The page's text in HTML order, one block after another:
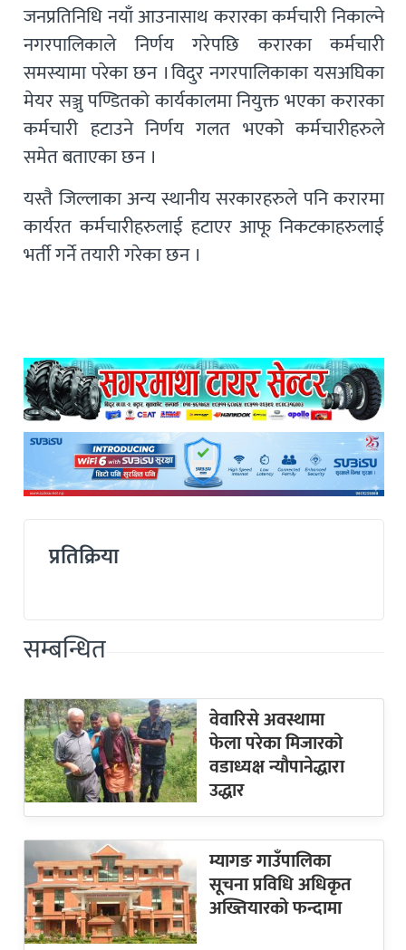
जनप्रतिनिधि नयाँ आउनासाथ करारका कर्मचारी निकाल्ने
नगरपालिकाले निर्णय गरेपछि करारका कर्मचारी
समस्यामा परेका छन । विदुर नगरपालिकाका यसअघिका
मेयर सञ्जु पण्डितको कार्यकालमा नियुक्त भएका करारका
कर्मचारी हटाउने निर्णय गलत भएको कर्मचारीहरुले
समेत बताएका छन ।
यस्तै जिल्लाका अन्य स्थानीय सरकारहरुले पनि करारमा
कार्यरत कर्मचारीहरुलाई हटाएर आफू निकटकाहरुलाई
भर्ती गर्ने तयारी गरेका छन ।
प्रतिक्रिया
सम्बन्धित
वेवारिसे अवस्थामा
फेला परेका मिजारको
वडाध्यक्ष न्यौपानेद्धारा
उद्धार
म्यागङ गाउँपालिका
सूचना प्रविधि अधिकृत
अख्तियारको फन्दामा